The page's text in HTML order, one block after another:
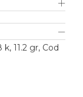
11.2 gr, Cod